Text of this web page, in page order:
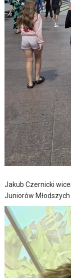
Jakub Czernicki
Juniorów Młodszych